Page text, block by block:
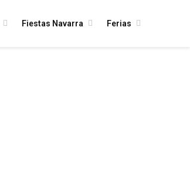
Fiestas Navarra Ferias